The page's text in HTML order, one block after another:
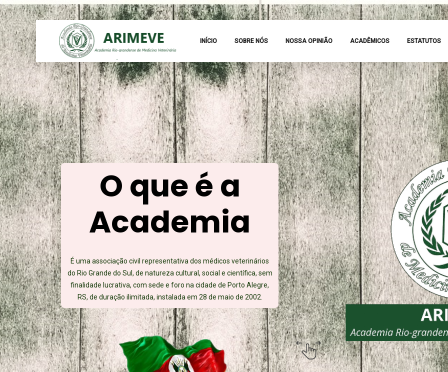
INÍCIO SOBRE NÓS NOSSA OPINIÃO ACADÊMICOS ESTATUTOS
O que é a
Academia
É uma associação civil representativa dos médicos veterinários
do Rio Grande do Sul, de natureza cultural, social e científica, sem
finalidade lucrativa, com sede e foro na cidade de Porto Alegre,
RS, de duração ilimitada, instalada em 28 de maio de 2002.